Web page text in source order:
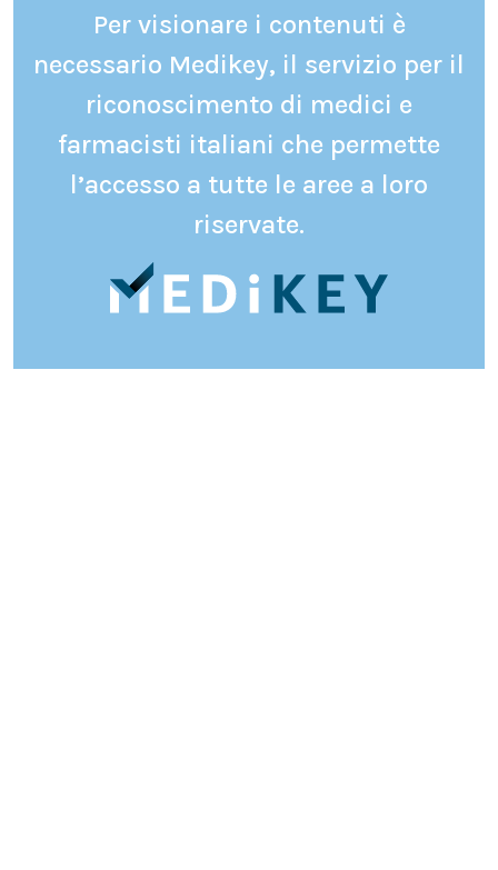
Per visionare i contenuti è
necessario Medikey, il servizio per il
riconoscimento di medici e
farmacisti italiani che permette
l’accesso a tutte le aree a loro
riservate.